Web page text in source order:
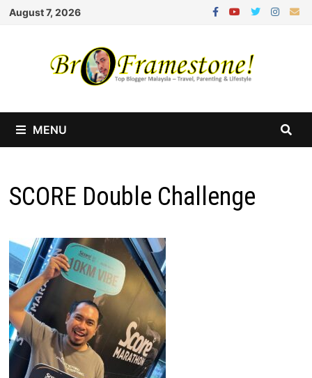
Skip
August 7, 2026
MENU
SCORE Double Challenge